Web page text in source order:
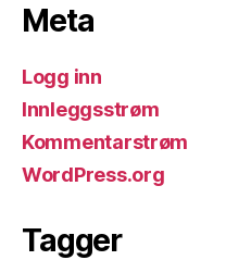
Meta
Logg inn
Innleggsstrøm
Kommentarstrøm
WordPress.org
Tagger